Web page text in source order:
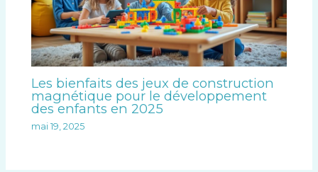
Les bienfaits des jeux de construction
magnétique pour le développement
des enfants en 2025
mai 19, 2025